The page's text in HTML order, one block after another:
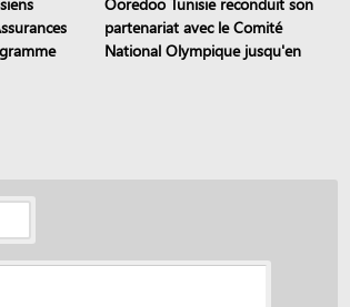
partenariat avec le Comité
National Olympique jusqu'en